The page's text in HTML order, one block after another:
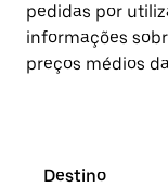
pedidas por
informações
preços médios
Destino